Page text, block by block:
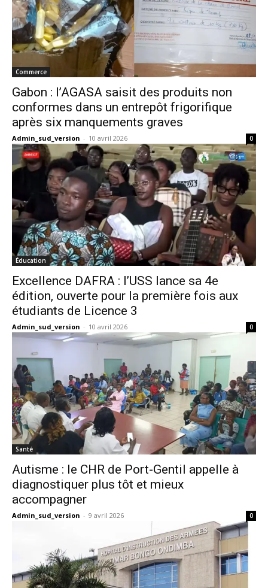
Commerce
Gabon : l’AGASA saisit des produits non
conformes dans un entrepôt frigorifique
après six manquements graves
Admin_sud_version - 10 avril 2026 0
Éducation
Excellence DAFRA : l’USS lance sa 4e
édition, ouverte pour la première fois aux
étudiants de Licence 3
Admin_sud_version - 10 avril 2026 0
Santé
Autisme : le CHR de Port-Gentil appelle à
diagnostiquer plus tôt et mieux
accompagner
Admin_sud_version - 9 avril 2026 0